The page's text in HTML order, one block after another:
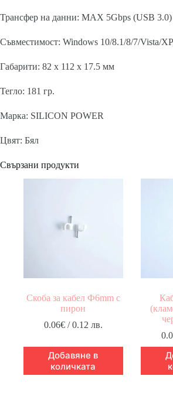
Трансфер на данни: MAX 5Gbps (USB
Съвместимост: Windows 10/8.1/8/7/Vista/
Габарити: 82 x 112 x 17.5 мм
Тегло: 181 гр.
Марка: SILICON POWER
Цвят: Бял
Свързани продукти
Скоба за кабел Ф6mm с
пирон
0.06€/ 0.12 лв.
Добавяне в
количката